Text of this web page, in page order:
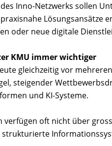
Inno-Netzwerks sollen
Lösungsansätze
oder neue digitale
KMU immer wichtiger
gleichzeitig vor
steigender
und KI-Systeme.
oft nicht über